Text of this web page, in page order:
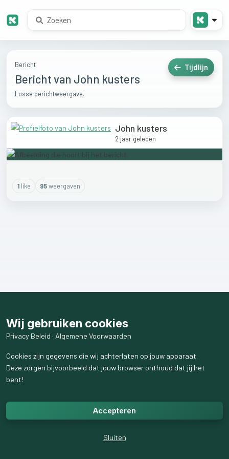
Bericht
Bericht van John kusters
Losse berichtweergave.
Tijdlijn
John kusters
2 jaar geleden
1like 95weergaven
Wij gebruiken cookies
Privacy Beleid · Algemene Voorwaarden
Cookies zijn gegevens die wij achterlaten op jouw apparaat.
Deze zorgen bijvoorbeeld dat jouw browser onthoud dat jij het
bent!
Accepteren
Sluiten